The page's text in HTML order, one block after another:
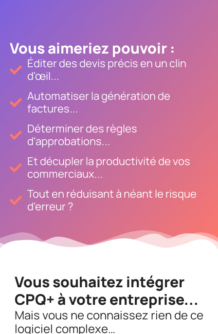
Vous aimeriez pouvoir :
Éditer des devis précis en un clin
d'œil...
Automatiser la génération de
factures...
Déterminer des règles
d'approbations...
Et décupler la productivité de vos
commerciaux...
Tout en réduisant à néant le risque
d'erreur ?
Vous souhaitez intégrer
CPQ+ à votre entreprise...
Mais vous ne connaissez rien de ce
logiciel complexe…